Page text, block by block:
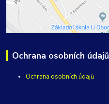
Ochrana osobních údajů
Ochrana osobních údajů